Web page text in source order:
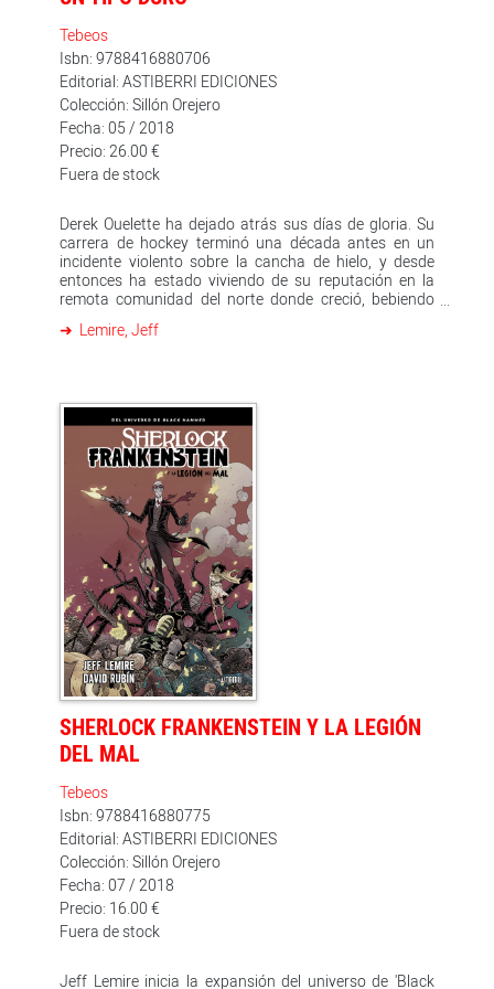
Tebeos
Isbn: 9788416880706
Editorial: ASTIBERRI EDICIONES
Colección: Sillón Orejero
Fecha: 05 / 2018
Precio: 26.00 €
Fuera de stock
Derek Ouelette ha dejado atrás sus días de gloria. Su
carrera de hockey terminó una década antes en un
incidente violento sobre la cancha de hielo, y desde
entonces ha estado viviendo de su reputación en la
remota comunidad del norte donde creció, bebiendo
cruzara. Pero un día su hermana Beth, a la que hace
esconden en un refugio de caza aislado en el bosque
local. Es allí donde intentan encontrar la manera de
volver a conectar entre ellos y con los dolorosos
secretos de su pasado... Incluso cuando el ex de Beth
reaparece y amenaza con arrastrar a Derek y Beth de
vuelta a ese mundo de autodestrucción que tratan de
dejar atrás.
Lemire, Jeff
SHERLOCK FRANKENSTEIN Y LA LEGIÓN
DEL MAL
Tebeos
Isbn: 9788416880775
Editorial: ASTIBERRI EDICIONES
Colección: Sillón Orejero
Fecha: 07 / 2018
Precio: 16.00 €
Fuera de stock
Jeff Lemire inicia la expansión del universo de 'Black